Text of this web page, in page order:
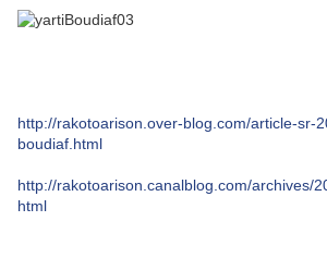
http://rakotoarison.over-blog.com/article-sr-
boudiaf.html
http://rakotoarison.canalblog.com/archives/
html